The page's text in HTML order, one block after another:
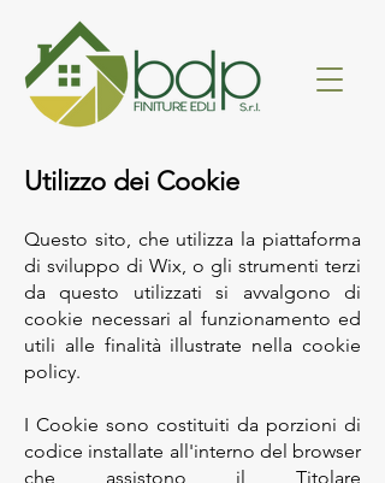
Utilizzo dei Cookie
Questo sito, che utilizza la piattaforma
di sviluppo di Wix, o gli strumenti terzi
da questo utilizzati si avvalgono di
cookie necessari al funzionamento ed
utili alle finalità illustrate nella cookie
policy.
I Cookie sono costituiti da porzioni di
codice installate all'interno del browser
che assistono il Titolare